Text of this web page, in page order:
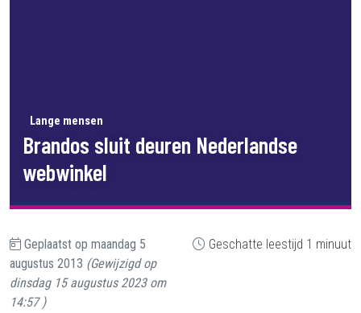
Lange mensen
Brandos sluit deuren Nederlandse
webwinkel
Geplaatst op maandag 5
augustus 2013 (Gewijzigd op
dinsdag 15 augustus 2023 om
14:57)
Geschatte leestijd 1 minuut